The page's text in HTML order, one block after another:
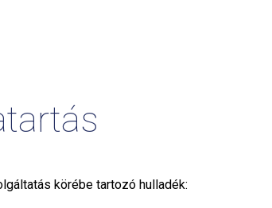
körébe tartozó hulladék: